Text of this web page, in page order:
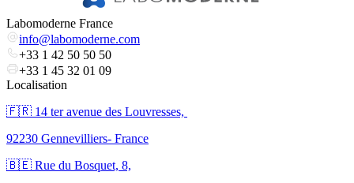
Labomoderne France
info@labomoderne.com
+33 1 42 50 50 50
+33 1 45 32 01 09
Localisation
🇫🇷 ​14 ter avenue des Louvresses,
92230 Gennevilliers- France
🇧🇪 Rue du Bosquet, 8,